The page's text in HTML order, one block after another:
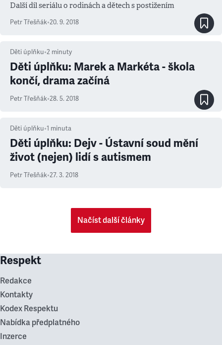
Další díl seriálu o rodinách a dětech s postižením
Petr Třešňák•20. 9. 2018
Děti úplňku•2 minuty
Děti úplňku: Marek a Markéta - škola
končí, drama začíná
Petr Třešňák•28. 5. 2018
Děti úplňku•1 minuta
Děti úplňku: Dejv - Ústavní soud mění
život (nejen) lidí s autismem
Petr Třešňák•27. 3. 2018
Načíst další články
Respekt
Redakce
Kontakty
Kodex Respektu
Nabídka předplatného
Inzerce